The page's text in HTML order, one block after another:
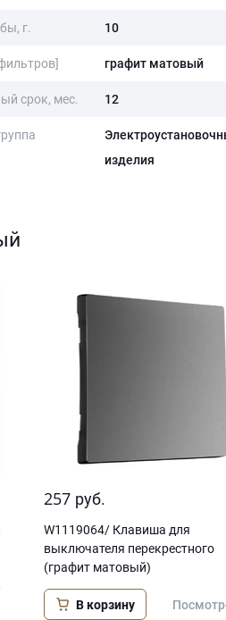
г. 10
графит матовый
срок, мес. 12
изделия
257 руб.
W1119064/ Клавиша для
выключателя перекрестного
(графит матовый)
В корзину